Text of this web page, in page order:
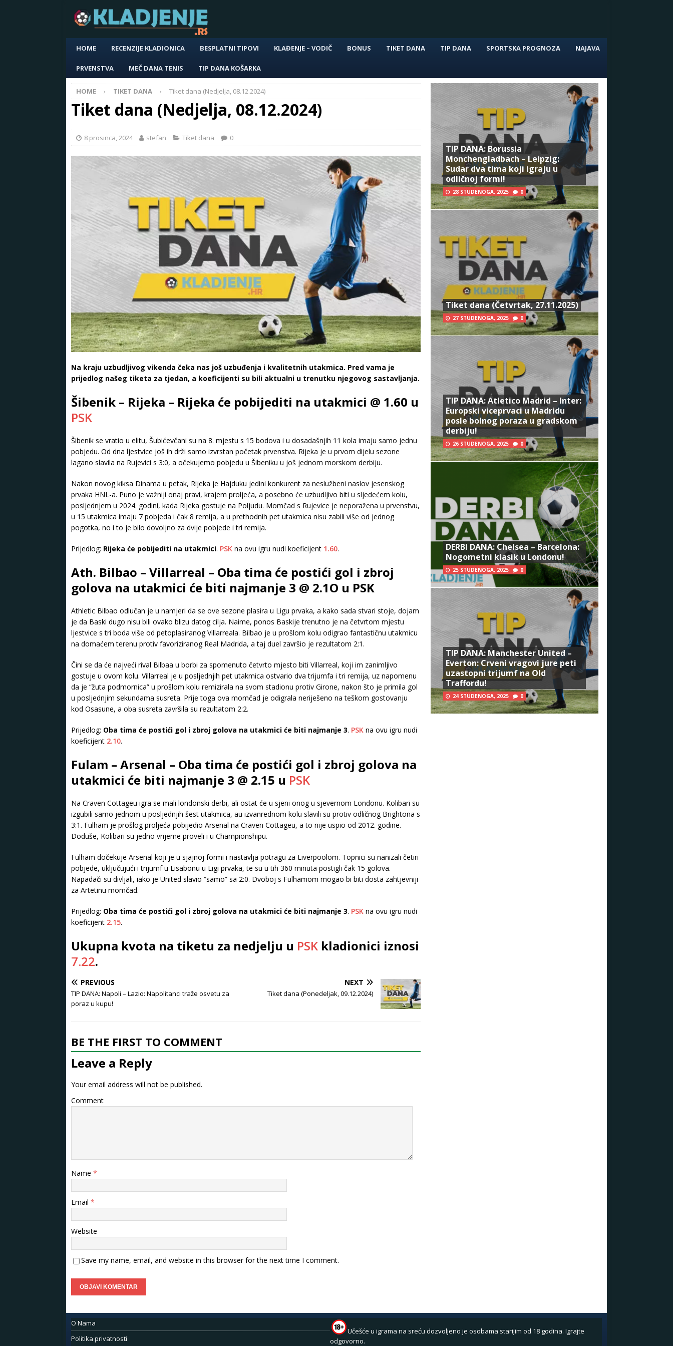
HOME RECENZIJE KLADIONICA BESPLATNI TIPOVI KLAĐENJE – VODIČ BONUS TIKET DANA TIP DANA SPORTSKA PROGNOZA NAJAVA
PRVENSTVA MEČ DANA TENIS TIP DANA KOŠARKA
HOME TIKET DANA Tiket dana (Nedjelja, 08.12.2024)
Tiket dana (Nedjelja, 08.12.2024)
8 prosinca, 2024 stefan Tiket dana 0
Na kraju uzbudljivog vikenda čeka nas još uzbuđenja i kvalitetnih utakmica. Pred vama je
prijedlog našeg tiketa za tjedan, a koeficijenti su bili aktualni u trenutku njegovog sastavljanja.
Šibenik – Rijeka – Rijeka će pobijediti na utakmici @ 1.60 u
PSK
Šibenik se vratio u elitu, Šubićevčani su na 8. mjestu s 15 bodova i u dosadašnjih 11 kola imaju samo jednu
pobjedu. Od dna ljestvice još ih drži samo izvrstan početak prvenstva. Rijeka je u prvom dijelu sezone
lagano slavila na Rujevici s 3:0, a očekujemo pobjedu u Šibeniku u još jednom morskom derbiju.
Nakon novog kiksa Dinama u petak, Rijeka je Hajduku jedini konkurent za neslužbeni naslov jesenskog
prvaka HNL-a. Puno je važniji onaj pravi, krajem proljeća, a posebno će uzbudljivo biti u sljedećem kolu,
posljednjem u 2024. godini, kada Rijeka gostuje na Poljudu. Momčad s Rujevice je neporažena u prvenstvu,
u 15 utakmica imaju 7 pobjeda i čak 8 remija, a u prethodnih pet utakmica nisu zabili više od jednog
pogotka, no i to je bilo dovoljno za dvije pobjede i tri remija.
Prijedlog: Rijeka će pobijediti na utakmici. PSK na ovu igru nudi koeficijent 1.60.
Ath. Bilbao – Villarreal – Oba tima će postići gol i zbroj
golova na utakmici će biti najmanje 3 @ 2.1O u PSK
Athletic Bilbao odlučan je u namjeri da se ove sezone plasira u Ligu prvaka, a kako sada stvari stoje, dojam
je da Baski dugo nisu bili ovako blizu datog cilja. Naime, ponos Baskije trenutno je na četvrtom mjestu
ljestvice s tri boda više od petoplasiranog Villarreala. Bilbao je u prošlom kolu odigrao fantastičnu utakmicu
na domaćem terenu protiv favoriziranog Real Madrida, a taj duel završio je rezultatom 2:1.
Čini se da će najveći rival Bilbaa u borbi za spomenuto četvrto mjesto biti Villarreal, koji im zanimljivo
gostuje u ovom kolu. Villarreal je u posljednjih pet utakmica ostvario dva trijumfa i tri remija, uz napomenu
da je “žuta podmornica” u prošlom kolu remizirala na svom stadionu protiv Girone, nakon što je primila gol
u posljednjim sekundama susreta. Prije toga ova momčad je odigrala neriješeno na teškom gostovanju
kod Osasune, a oba susreta završila su rezultatom 2:2.
Prijedlog: Oba tima će postići gol i zbroj golova na utakmici će biti najmanje 3. PSK na ovu igru nudi
koeficijent 2.10.
Fulam – Arsenal – Oba tima će postići gol i zbroj golova na
utakmici će biti najmanje 3 @ 2.15 u PSK
Na Craven Cottageu igra se mali londonski derbi, ali ostat će u sjeni onog u sjevernom Londonu. Kolibari su
izgubili samo jednom u posljednjih šest utakmica, au izvanrednom kolu slavili su protiv odličnog Brightona s
3:1. Fulham je prošlog proljeća pobijedio Arsenal na Craven Cottageu, a to nije uspio od 2012. godine.
Doduše, Kolibari su jedno vrijeme proveli i u Championshipu.
Fulham dočekuje Arsenal koji je u sjajnoj formi i nastavlja potragu za Liverpoolom. Topnici su nanizali četiri
pobjede, uključujući i trijumf u Lisabonu u Ligi prvaka, te su u tih 360 minuta postigli čak 15 golova.
Napadači su divljali, iako je United slavio “samo” sa 2:0. Dvoboj s Fulhamom mogao bi biti dosta zahtjevniji
za Artetinu momčad.
Prijedlog: Oba tima će postići gol i zbroj golova na utakmici će biti najmanje 3. PSK na ovu igru nudi
koeficijent 2.15.
Ukupna kvota na tiketu za nedjelju u PSK kladionici iznosi
7.22.
PREVIOUS
TIP DANA: Napoli – Lazio: Napolitanci traže osvetu za
poraz u kupu!
NEXT
Tiket dana (Ponedeljak, 09.12.2024)
BE THE FIRST TO COMMENT
Leave a Reply
Your email address will not be published.
Comment
Name *
Email *
Website
Save my name, email, and website in this browser for the next time I comment.
TIP DANA: Borussia
Monchengladbach – Leipzig:
Sudar dva tima koji igraju u
odličnoj formi!
28 STUDENOGA, 2025 0
Tiket dana (Četvrtak, 27.11.2025)
27 STUDENOGA, 2025 0
TIP DANA: Atletico Madrid – Inter:
Europski viceprvaci u Madridu
posle bolnog poraza u gradskom
derbiju!
26 STUDENOGA, 2025 0
DERBI DANA: Chelsea – Barcelona:
Nogometni klasik u Londonu!
25 STUDENOGA, 2025 0
TIP DANA: Manchester United –
Everton: Crveni vragovi jure peti
uzastopni trijumf na Old
Traffordu!
24 STUDENOGA, 2025 0
O Nama
Politika privatnosti
Učešće u igrama na sreću dozvoljeno je osobama starijim od 18 godina. Igrajte
odgovorno.